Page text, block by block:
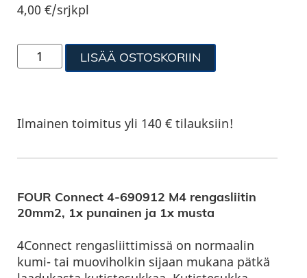
4,00€/srjkpl
LISÄÄ OSTOSKORIIN
Ilmainen toimitus yli 140 € tilauksiin!
FOUR Connect 4-690912 M4 rengasliitin
20mm2, 1x punainen ja 1x musta
4Connect rengasliittimissä on normaalin
kumi- tai muoviholkin sijaan mukana pätkä